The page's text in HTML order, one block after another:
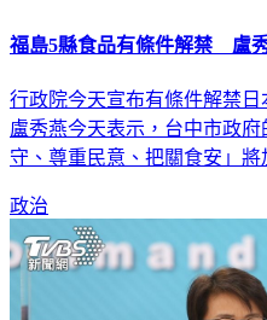
福島5縣食品有條件解禁 盧
行政院今天宣布有條件解禁
盧秀燕今天表示，台中市政
守、尊重民意、把關食安」將
政治